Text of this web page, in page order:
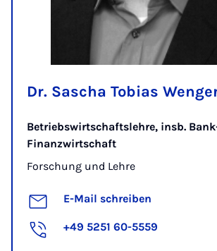
Dr. Sascha Tobias
Betriebswirtschaftslehre, insb.
Finanzwirtschaft
Forschung und Lehre
E-Mail schreiben
+49 5251 60-5559